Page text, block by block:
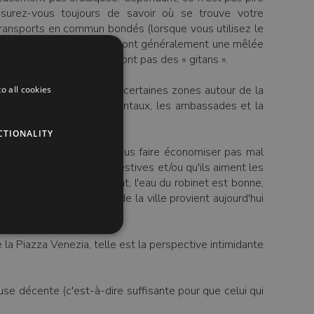
vous toujours de savoir où se trouve votre
en commun bondés (lorsque vous utilisez le
train ; ceux du milieu sont généralement une mêlée
les pickpockets ne sont pas des « gitans ».
interdites, bien que certaines zones autour de la
gouvernementaux, les ambassades et la
la ville, ce qui peut vous faire économiser pas mal
a des propriétés digestives et/ou qu'ils aiment les
2 € le litre. Cependant, l'eau du robinet est bonne,
ans, l'eau du robinet de la ville provient aujourd'hui
Piazza Venezia, telle est la perspective intimidante
décente (c'est-à-dire suffisante pour que celui qui
all cookies